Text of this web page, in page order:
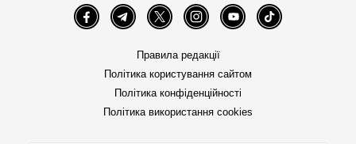
FacebookTelegramTwitter InstagramYouTube TikTok
Правила редакції
Політика користування сайтом
Політика конфіденційності
Політика використання cookies